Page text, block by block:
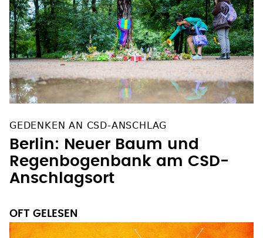
Berlin: Neuer Baum und
Regenbogenbank am CSD-
Anschlagsort